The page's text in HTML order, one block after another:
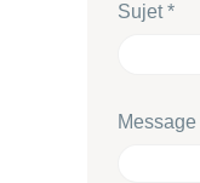
Sujet*
Message